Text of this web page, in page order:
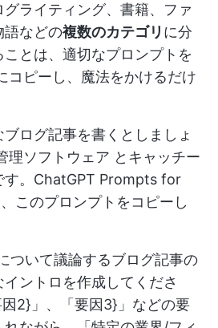
ライティング、書籍、ファ
語などの複数のカテゴリ に分
とは、適切なプロンプトを
コピーし、魔法をかけるだけ
ログ記事を書くとしましょ
理ソフトウェア とキャッチー
す。ChatGPT Prompts for
このプロンプトをコピーし
ついて議論するブログ記事の
ントロを作成してくださ
2}」、「要因3}」などの要